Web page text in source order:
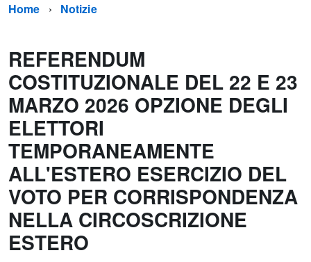
Home Notizie
REFERENDUM
COSTITUZIONALE DEL 22 E 23
MARZO 2026 OPZIONE DEGLI
ELETTORI
TEMPORANEAMENTE
ALL'ESTERO ESERCIZIO DEL
VOTO PER CORRISPONDENZA
NELLA CIRCOSCRIZIONE
ESTERO